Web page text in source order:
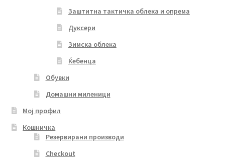
Заштитна тактичка облека и опрема
Дуксери
Зимска облека
Ќебенца
Обувки
Домашни миленици
Мој профил
Кошничка
Резервирани производи
Checkout